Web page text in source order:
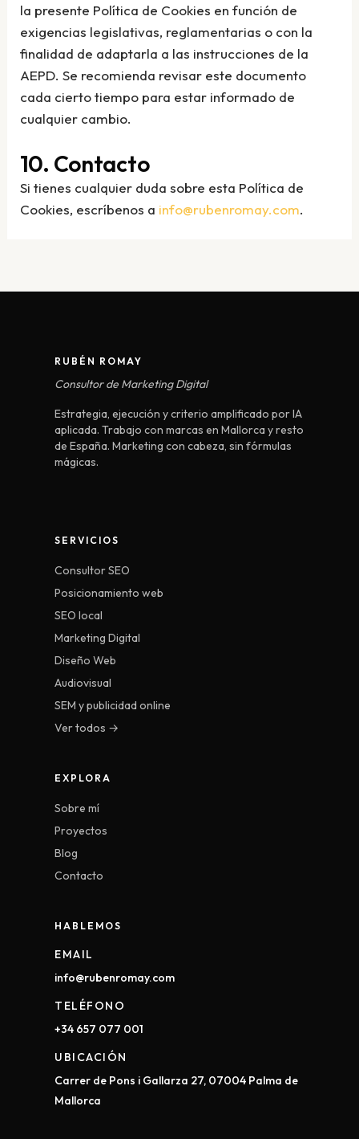
la presente Política de Cookies en función de
exigencias legislativas, reglamentarias o con la
finalidad de adaptarla a las instrucciones de la
AEPD. Se recomienda revisar este documento
cada cierto tiempo para estar informado de
cualquier cambio.
10. Contacto
Si tienes cualquier duda sobre esta Política de
Cookies, escríbenos a info@rubenromay.com.
RUBÉN ROMAY
Consultor de Marketing Digital
Estrategia, ejecución y criterio amplificado por IA
aplicada. Trabajo con marcas en Mallorca y resto
de España. Marketing con cabeza, sin fórmulas
mágicas.
SERVICIOS
Consultor SEO
Posicionamiento web
SEO local
Marketing Digital
Diseño Web
Audiovisual
SEM y publicidad online
Ver todos →
EXPLORA
Sobre mí
Proyectos
Blog
Contacto
HABLEMOS
EMAIL
info@rubenromay.com
TELÉFONO
+34 657 077 001
UBICACIÓN
Carrer de Pons i Gallarza 27, 07004 Palma de
Mallorca